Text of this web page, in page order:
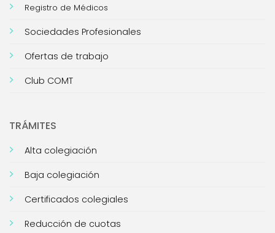
Registro de Médicos
Sociedades Profesionales
Ofertas de trabajo
Club COMT
TRÁMITES
Alta colegiación
Baja colegiación
Certificados colegiales
Reducción de cuotas